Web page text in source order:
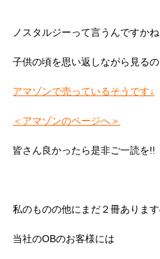
ノスタルジーって言うんですかね
子供の頃を思い返しながら見る
アマゾンで売っているそうです↓
＜アマゾンのページへ＞
皆さん良かったら是非ご一読を!!
私のものの他にまだ２冊ありま
当社のOBのお客様には